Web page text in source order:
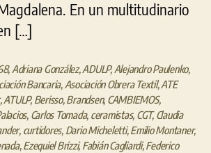
En un multitudinario
[…]
, Adriana González,ADULP, Alejandro Paulenko,
Bancaria, Asociación Obrera Textil,ATE
,ATULP, Berisso,Brandsen, CAMBIEMOS,
, Carlos Tomada, ceramistas, CGT,Claudia
, curtidores, Dario Micheletti,Emilio Montaner,
,Ezequiel Brizzi, Fabián Cagliardi,Federico